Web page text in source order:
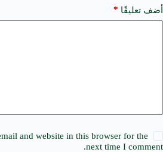
أضف تعليقًا *
and website in this browser for the
next time I comment.